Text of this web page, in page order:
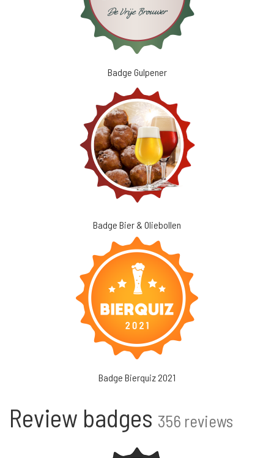
Badge Gulpener
Badge Bier & Oliebollen
Badge Bierquiz 2021
Review badges 356 reviews